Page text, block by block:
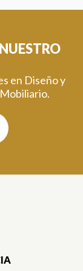
en Diseño y